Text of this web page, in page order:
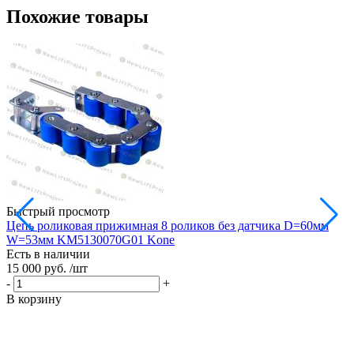
Похожие товары
Быстрый просмотр
Цепь роликовая прижимная 8 роликов без датчика D=60мм
W=53мм KM5130070G01 Kone
Есть в наличии
15 000 руб. /шт
-
+
В корзину